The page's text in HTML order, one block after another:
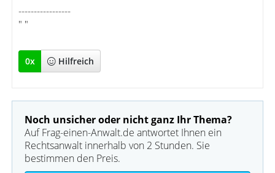
-----------------
" "
0x Hilfreich
Noch unsicher oder nicht ganz Ihr Thema?
Auf Frag-einen-Anwalt.de antwortet Ihnen ein
Rechtsanwalt innerhalb von 2 Stunden. Sie
bestimmen den Preis.